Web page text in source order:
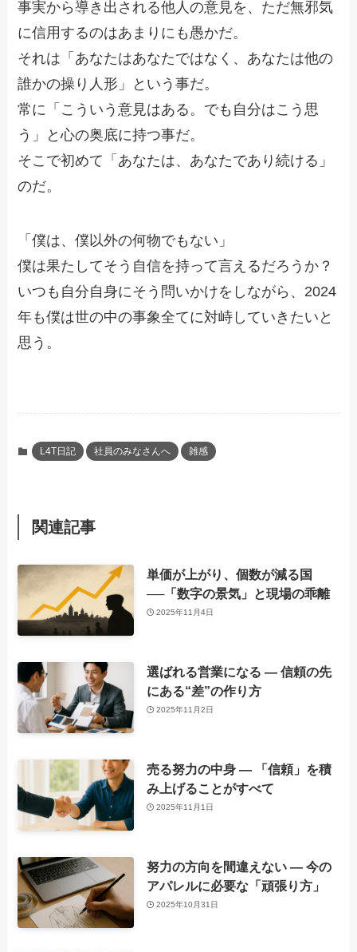
事実から導き出される他人の意見を、ただ無邪気
に信用するのはあまりにも愚かだ。
それは「あなたはあなたではなく、あなたは他の
誰かの操り人形」という事だ。
常に「こういう意見はある。でも自分はこう思
う」と心の奥底に持つ事だ。
そこで初めて「あなたは、あなたであり続ける」
のだ。
「僕は、僕以外の何物でもない」
僕は果たしてそう自信を持って言えるだろうか？
いつも自分自身にそう問いかけをしながら、2024
年も僕は世の中の事象全てに対峙していきたいと
思う。
L4T日記 社員のみなさんへ 雑感
関連記事
単価が上がり、個数が減る国
──「数字の景気」と現場の乖離
2025年11月4日
選ばれる営業になる ― 信頼の先
にある“差”の作り方
2025年11月2日
売る努力の中身 ― 「信頼」を積
み上げることがすべて
2025年11月1日
努力の方向を間違えない ― 今の
アパレルに必要な「頑張り方」
2025年10月31日